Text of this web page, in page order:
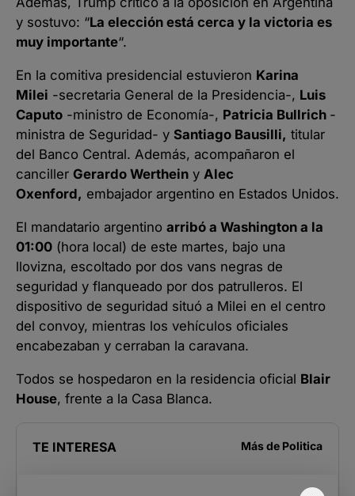
y sostuvo: “La elección está cerca y la victoria es
muy importante“.
En la comitiva presidencial estuvieron Karina
Milei -secretaria General de la Presidencia-, Luis
Caputo -ministro de Economía-, Patricia Bullrich -
ministra de Seguridad- y Santiago Bausilli, titular
del Banco Central. Además, acompañaron el
canciller Gerardo Werthein y Alec
Oxenford, embajador argentino en Estados Unidos.
El mandatario argentino arribó a Washington a la
01:00 (hora local) de este martes, bajo una
llovizna, escoltado por dos vans negras de
seguridad y flanqueado por dos patrulleros. El
dispositivo de seguridad situó a Milei en el centro
del convoy, mientras los vehículos oficiales
encabezaban y cerraban la caravana.
Todos se hospedaron en la residencia oficial Blair
House, frente a la Casa Blanca.
TE INTERESA Más de Politica